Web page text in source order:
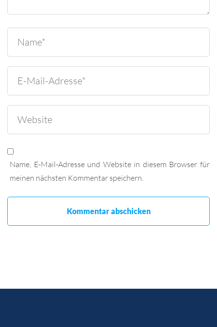
Name, E-Mail-Adresse und Website in diesem Browser für
meinen nächsten Kommentar speichern.